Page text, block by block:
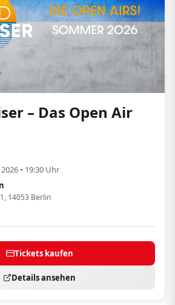
– Das Open Air
• 19:30 Uhr
14053 Berlin
Tickets kaufen
Details ansehen